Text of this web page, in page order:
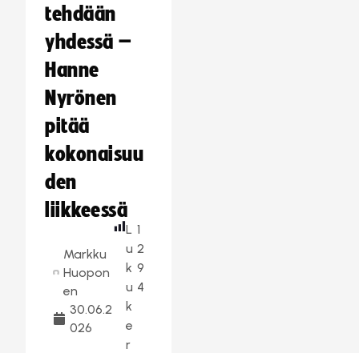
tehdään
yhdessä –
Hanne
Nyrönen
pitää
kokonaisuu
den
liikkeessä
Markku
Huopon
en
30.06.2
026
L
u
k
u
k
e
r
1
2
9
4